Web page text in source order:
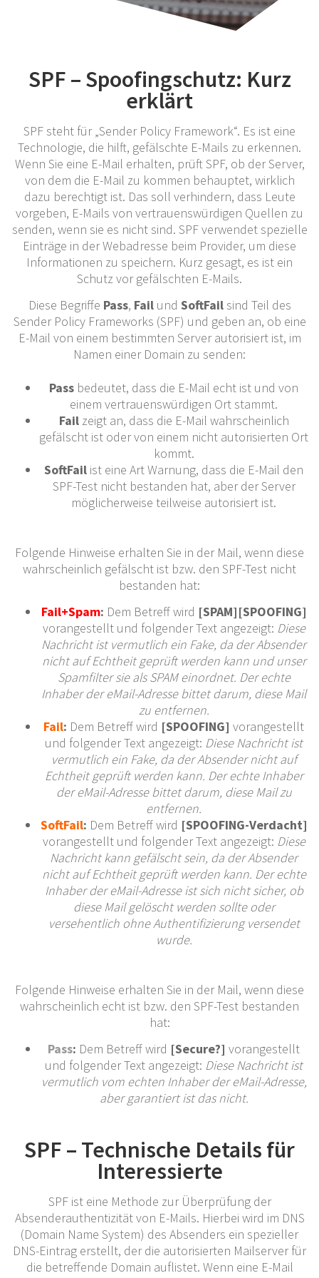
SPF – Spoofingschutz: Kurz
erklärt
SPF steht für „Sender Policy Framework“. Es ist eine
Technologie, die hilft, gefälschte E-Mails zu erkennen.
Wenn Sie eine E-Mail erhalten, prüft SPF, ob der Server,
von dem die E-Mail zu kommen behauptet, wirklich
dazu berechtigt ist. Das soll verhindern, dass Leute
vorgeben, E-Mails von vertrauenswürdigen Quellen zu
senden, wenn sie es nicht sind. SPF verwendet spezielle
Einträge in der Webadresse beim Provider, um diese
Informationen zu speichern. Kurz gesagt, es ist ein
Schutz vor gefälschten E-Mails.
Diese Begriffe Pass, Failund SoftFailsind Teil des
Sender Policy Frameworks (SPF) und geben an, ob eine
E-Mail von einem bestimmten Server autorisiert ist, im
Namen einer Domain zu senden:
Pass bedeutet, dass die E-Mail echt ist und von
einem vertrauenswürdigen Ort stammt.
Failzeigt an, dass die E-Mail wahrscheinlich
gefälscht ist oder von einem nicht autorisierten Ort
kommt.
SoftFail ist eine Art Warnung, dass die E-Mail den
SPF-Test nicht bestanden hat, aber der Server
möglicherweise teilweise autorisiert ist.
Folgende Hinweise erhalten Sie in der Mail, wenn diese
wahrscheinlich gefälscht ist bzw. den SPF-Test nicht
bestanden hat:
Fail+Spam: Dem Betreff wird [SPAM][SPOOFING]
vorangestellt und folgender Text angezeigt: Diese
Nachricht ist vermutlich ein Fake, da der Absender
nicht auf Echtheit geprüft werden kann und unser
Spamfilter sie als SPAM einordnet. Der echte
Inhaber der eMail-Adresse bittet darum, diese Mail
zu entfernen.
Fail: Dem Betreff wird [SPOOFING] vorangestellt
und folgender Text angezeigt: Diese Nachricht ist
vermutlich ein Fake, da der Absender nicht auf
Echtheit geprüft werden kann. Der echte Inhaber
der eMail-Adresse bittet darum, diese Mail zu
entfernen.
SoftFail: Dem Betreff wird [SPOOFING-Verdacht]
vorangestellt und folgender Text angezeigt: Diese
Nachricht kann gefälscht sein, da der Absender
nicht auf Echtheit geprüft werden kann. Der echte
Inhaber der eMail-Adresse ist sich nicht sicher, ob
diese Mail gelöscht werden sollte oder
versehentlich ohne Authentifizierung versendet
wurde.
Folgende Hinweise erhalten Sie in der Mail, wenn diese
wahrscheinlich echt ist bzw. den SPF-Test bestanden
hat:
Pass: Dem Betreff wird [Secure?] vorangestellt
und folgender Text angezeigt: Diese Nachricht ist
vermutlich vom echten Inhaber der eMail-Adresse,
aber garantiert ist das nicht.
SPF – Technische Details für
Interessierte
SPF ist eine Methode zur Überprüfung der
Absenderauthentizität von E-Mails. Hierbei wird im DNS
(Domain Name System) des Absenders ein spezieller
DNS-Eintrag erstellt, der die autorisierten Mailserver für
die betreffende Domain auflistet. Wenn eine E-Mail